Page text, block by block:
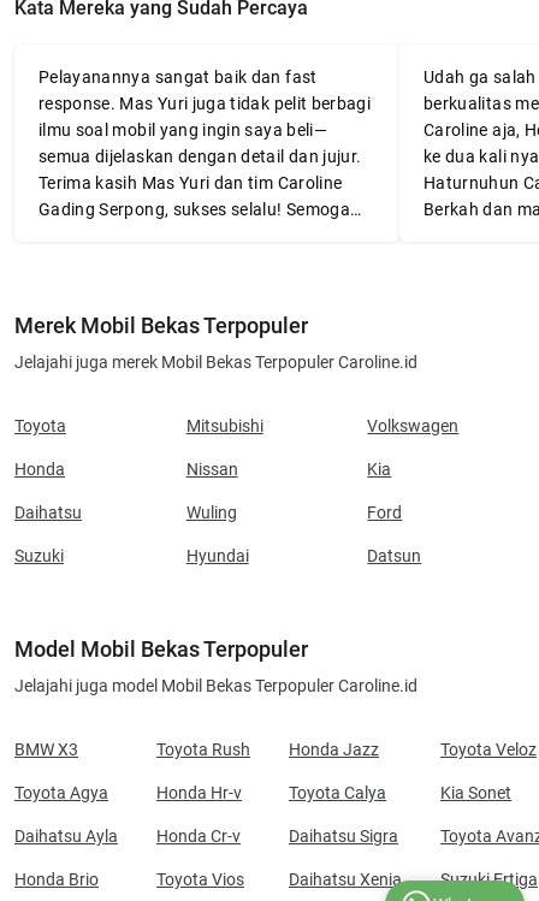
Kata Mereka yang Sudah Percaya
Pelayanannya sangat baik dan fast
response. Mas Yuri juga tidak pelit berbagi
ilmu soal mobil yang ingin saya beli—
semua dijelaskan dengan detail dan jujur.
Terima kasih Mas Yuri dan tim Caroline
Gading Serpong, sukses selalu! Semoga
Udah ga
berkualitas
Caroline aja,
ke dua kali
Haturnuhun
Berkah dan
Merek Mobil Bekas Terpopuler
Jelajahi juga merek Mobil Bekas Terpopuler Caroline.id
Toyota
Honda
Daihatsu
Suzuki
Mitsubishi
Nissan
Wuling
Hyundai
Volkswagen
Kia
Ford
Datsun
Model Mobil Bekas Terpopuler
Jelajahi juga model Mobil Bekas Terpopuler Caroline.id
BMW X3
Toyota Agya
Daihatsu Ayla
Honda Brio
Toyota Rush
Honda Hr-v
Honda Cr-v
Toyota Vios
Honda Jazz
Toyota Calya
Daihatsu Sigra
Daihatsu Xenia
Toyota Veloz
Kia Sonet
Toyota
Suzuki Ertiga